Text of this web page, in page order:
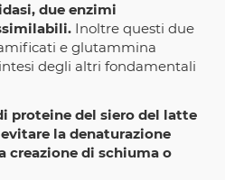
due enzimi
Inoltre questi due
e glutammina
degli altri fondamentali
proteine del siero del latte
la denaturazione
creazione di schiuma o